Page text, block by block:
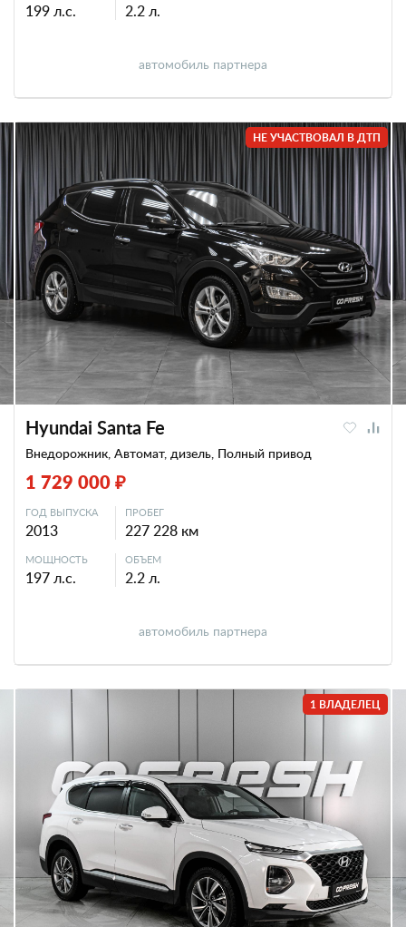
199 л.с. 2.2 л.
автомобиль партнера
НЕ УЧАСТВОВАЛ В ДТП
Hyundai Santa Fe
Внедорожник, Автомат, дизель, Полный привод
1 729 000 ₽
ГОД ВЫПУСКА
2013
ПРОБЕГ
227 228 км
МОЩНОСТЬ
197 л.с.
ОБЪЕМ
2.2 л.
автомобиль партнера
1 ВЛАДЕЛЕЦ